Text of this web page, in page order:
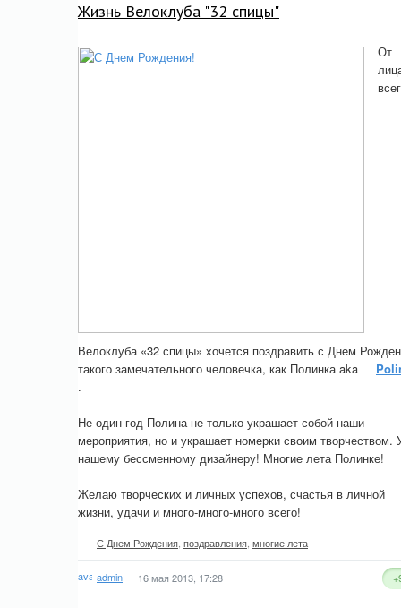
Жизнь Велоклуба "32 спицы"
От
Велоклуба «32 спицы» хочется поздравить с Днем
такого замечательного человечка, как Полинка aka
.
Не один год Полина не только украшает собой наши
мероприятия, но и украшает номерки своим творчеством.
нашему бессменному дизайнеру! Многие лета Полинке!
Желаю творческих и личных успехов, счастья в личной
жизни, удачи и много-много-много всего!
С Днем Рождения поздравления многие лета
admin 16 мая 2013, 17:28